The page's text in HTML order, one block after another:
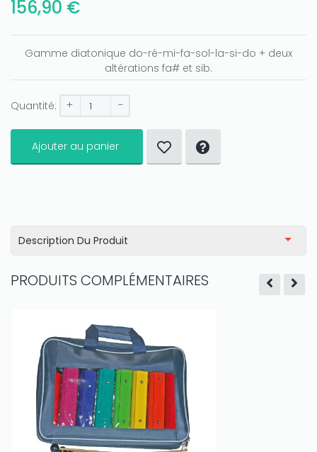
156,90 €
Gamme diatonique do-ré-mi-fa-sol-la-si-do + deux
altérations fa# et sib.
Quantité: + -
Ajouter au panier
Description Du Produit
PRODUITS COMPLÉMENTAIRES
amount on your credits!